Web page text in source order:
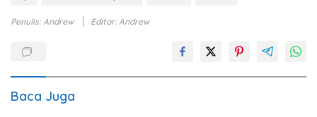
Penulis: Andrew Editor: Andrew
Baca Juga